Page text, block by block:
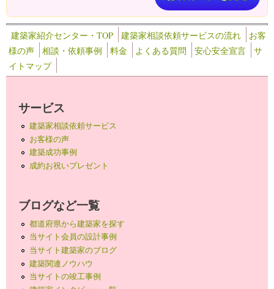
建築家紹介センター・TOP 建築家相談依頼サービスの流れ
お客
様の声
相談・依頼事例 料金 よくある質問 安心安全宣言
サ
イトマップ
サービス
建築家相談依頼サービス
お客様の声
建築成功事例
成約お祝いプレゼント
ブログなど一覧
都道府県から建築家を探す
当サイト会員の設計事例
当サイト建築家のブログ
建築関連ノウハウ
当サイトの竣工事例